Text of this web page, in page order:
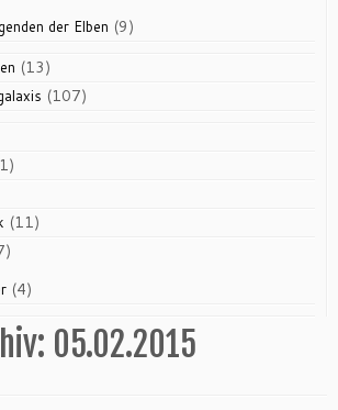
der Elben (9)
(13)
(107)
(11)
(4)
05.02.2015